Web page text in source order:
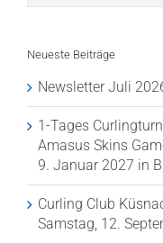
Neueste Beiträge
Newsletter Juli
1-Tages
Amasus Skins
9. Januar 2027 in
Curling Club
Samstag, 12.